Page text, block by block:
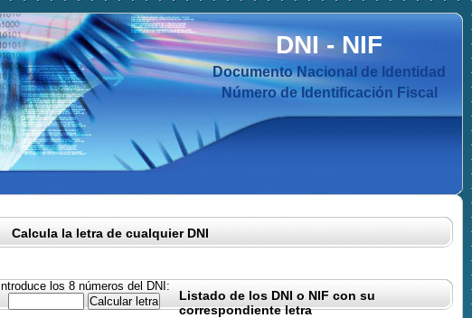
DNI-NIF
Documento Nacional de Identidad
Número de Identificación Fiscal
Calcula la letra de cualquier DNI
Introduce los 8 números del DNI:
Listado de los DNI o NIF con su
correspondiente letra